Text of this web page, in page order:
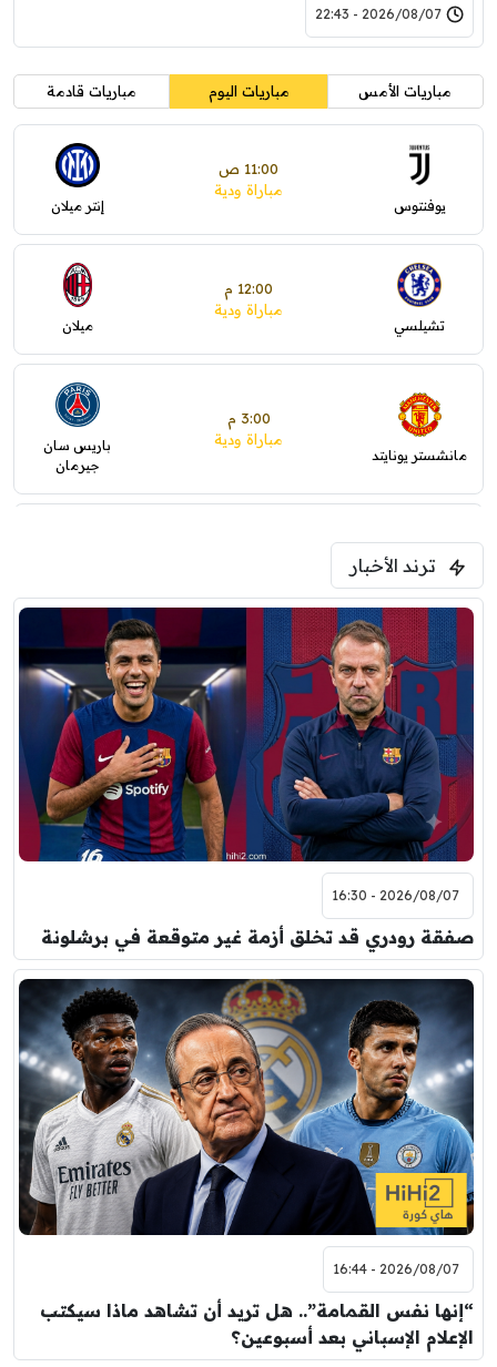
2026/08/07 - 22:43
مباريات الأمس مباريات اليوم مباريات قادمة
يوفنتوس
11:00 ص
مباراة ودية
إنتر ميلان
تشيلسي
12:00 م
مباراة ودية
ميلان
مانشستر يونايتد
3:00 م
مباراة ودية
باريس سان
جيرمان
فرينتسفاروشي
برشلونة
7:00 م
مباراة ودية
نوتنغهام فورست
اودينيزي
مباراة ودية
برشلونة
ترند الأخبار
2026/08/07 - 16:30
صفقة رودري قد تخلق أزمة غير متوقعة في برشلونة
2026/08/07 - 16:44
“إنها نفس القمامة”.. هل تريد أن تشاهد ماذا سيكتب
الإعلام الإسباني بعد أسبوعين؟